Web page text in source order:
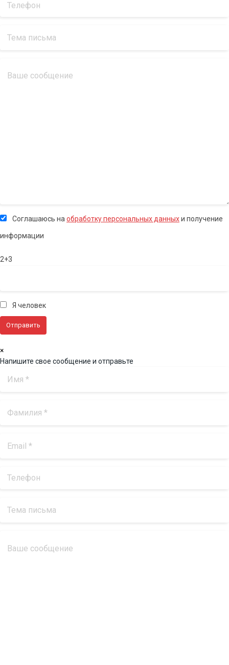
Соглашаюсь на обработку персональных данныхи получение
информации
2+3
Я человек
×
Напишите свое сообщение и отправьте